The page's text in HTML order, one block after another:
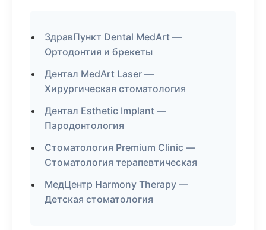
ЗдравПункт Dental MedArt —
Ортодонтия и брекеты
Дентал MedArt Laser —
Хирургическая стоматология
Дентал Esthetic Implant —
Пародонтология
Стоматология Premium Clinic —
Стоматология терапевтическая
МедЦентр Harmony Therapy —
Детская стоматология